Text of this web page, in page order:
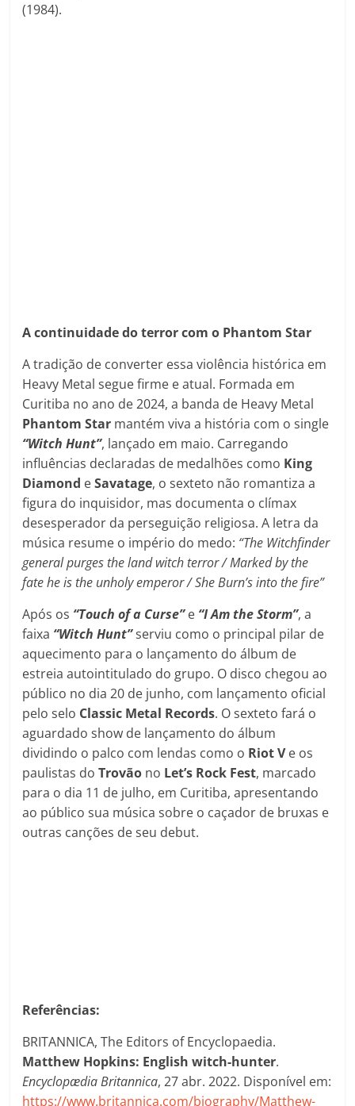
(1984).
A continuidade do terror com o Phantom Star
A tradição de converter essa violência histórica em
Heavy Metal segue firme e atual. Formada em
Curitiba no ano de 2024, a banda de Heavy Metal
Phantom Star mantém viva a história com o single
“Witch Hunt”, lançado em maio. Carregando
influências declaradas de medalhões como King
Diamond eSavatage, o sexteto não romantiza a
figura do inquisidor, mas documenta o clímax
desesperador da perseguição religiosa. A letra da
música resume o império do medo: “The Witchfinder
general purges the land witch terror / Marked by the
fate he is the unholy emperor / She Burn’s into the fire”
Após os “Touch of a Curse”e “I Am the Storm”, a
faixa “Witch Hunt”serviu como o principal pilar de
aquecimento para o lançamento do álbum de
estreia autointitulado do grupo. O disco chegou ao
público no dia 20 de junho, com lançamento oficial
pelo selo Classic Metal Records. O sexteto fará o
aguardado show de lançamento do álbum
dividindo o palco com lendas como o Riot Ve os
paulistas doTrovão no Let’s Rock Fest, marcado
para o dia 11 de julho, em Curitiba, apresentando
ao público sua música sobre o caçador de bruxas e
outras canções de seu debut.
Referências:
BRITANNICA, The Editors of Encyclopaedia.
Matthew Hopkins: English witch-hunter.
Encyclopædia Britannica, 27 abr. 2022. Disponível em:
https://www.britannica.com/biography/Matthew-